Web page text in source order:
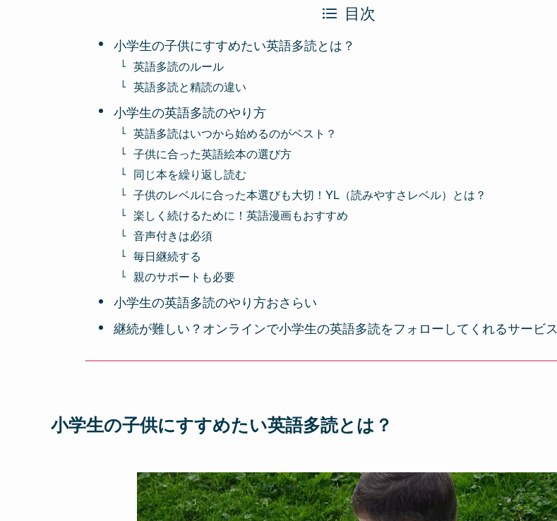
目次
小学生の子供にすすめたい英語多読とは？
英語多読のルール
英語多読と精読の違い
小学生の英語多読のやり方
英語多読はいつから始めるのがベスト？
子供に合った英語絵本の選び方
同じ本を繰り返し読む
子供のレベルに合った本選びも大切！YL（読みやすさレベル）とは？
楽しく続けるために！英語漫画もおすすめ
音声付きは必須
毎日継続する
親のサポートも必要
小学生の英語多読のやり方おさらい
継続が難しい？オンラインで小学生の英語多読をフォローしてくれるサービス
小学生の子供にすすめたい英語多読とは？